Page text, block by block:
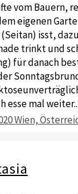
vom Bauern,
eigenen
isst,
trinkt und
für danach
esse mal weiter...
Wien,